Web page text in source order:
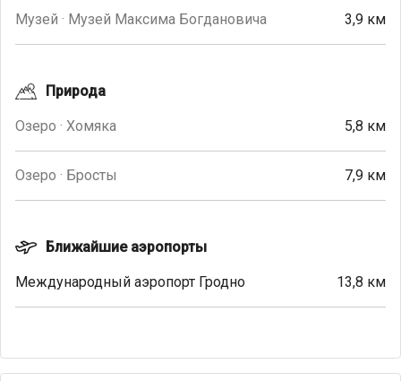
Музей · Музей Максима Богдановича 3,9 км
Природа
Озеро · Хомяка 5,8 км
Озеро · Бросты 7,9 км
Ближайшие аэропорты
Международный аэропорт Гродно 13,8 км